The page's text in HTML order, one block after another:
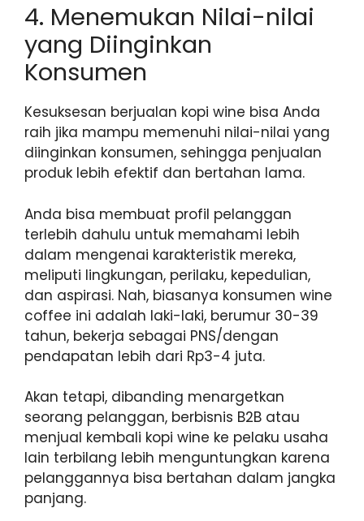
4. Menemukan Nilai-nilai
yang Diinginkan
Konsumen
Kesuksesan berjualan kopi wine bisa Anda
raih jika mampu memenuhi nilai-nilai yang
diinginkan konsumen, sehingga penjualan
produk lebih efektif dan bertahan lama.
Anda bisa membuat profil pelanggan
terlebih dahulu untuk memahami lebih
dalam mengenai karakteristik mereka,
meliputi lingkungan, perilaku, kepedulian,
dan aspirasi. Nah, biasanya konsumen wine
coffee ini adalah laki-laki, berumur 30-39
tahun, bekerja sebagai PNS/dengan
pendapatan lebih dari Rp3-4 juta.
Akan tetapi, dibanding menargetkan
seorang pelanggan, berbisnis B2B atau
menjual kembali kopi wine ke pelaku usaha
lain terbilang lebih menguntungkan karena
pelanggannya bisa bertahan dalam jangka
panjang.